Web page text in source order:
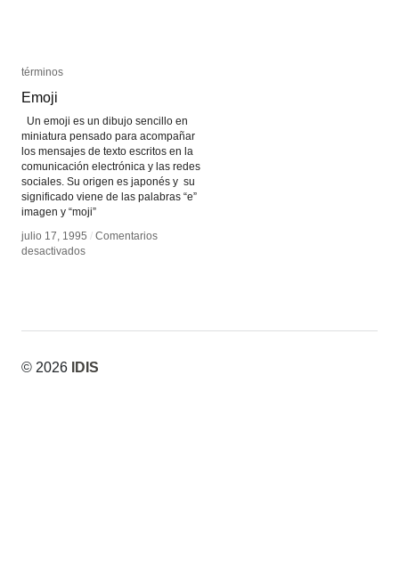
términos
Emoji
Un emoji es un dibujo sencillo en
miniatura pensado para acompañar
los mensajes de texto escritos en la
comunicación electrónica y las redes
sociales. Su origen es japonés y su
significado viene de las palabras “e”
imagen y “moji”
julio 17, 1995 / Comentarios
desactivadosen
términos
Emoji
julio 17, 1995 / Comentarios
desactivadosen
© 2026 IDIS